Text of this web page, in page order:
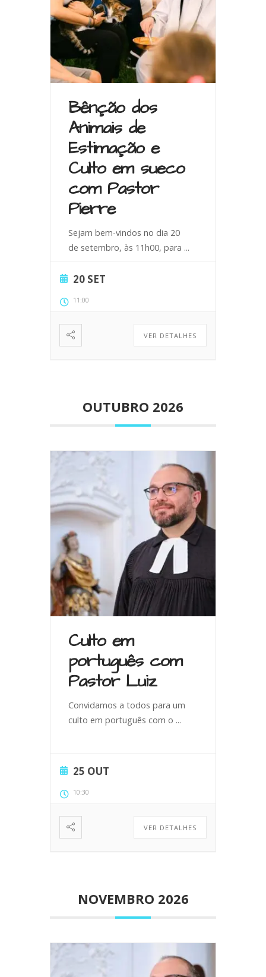
Bênção dos
Animais de
Estimação e
Culto em sueco
com Pastor
Pierre
Sejam bem-vindos no dia 20
de setembro, às 11h00, para ...
20 SET
11:00
VER DETALHES
OUTUBRO 2026
Culto em
português com
Pastor Luiz
Convidamos a todos para um
culto em português com o ...
25 OUT
10:30
VER DETALHES
NOVEMBRO 2026